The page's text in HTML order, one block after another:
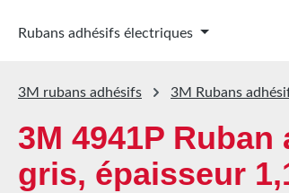
Rubans adhésifs électriques
3M rubans adhésifs 3M Rubans
3M 4941P
gris, épaisseur